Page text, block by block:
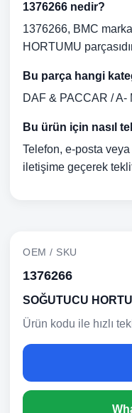
1376266 nedir?
1376266, BMC
HORTUMU
Bu parça hangi
DAF & PACCAR / A-
Bu ürün için nasıl
Telefon, e-posta
iletişime geçerek
OEM / SKU
1376266
SOĞUTUCU
Ürün kodu ile hızlı